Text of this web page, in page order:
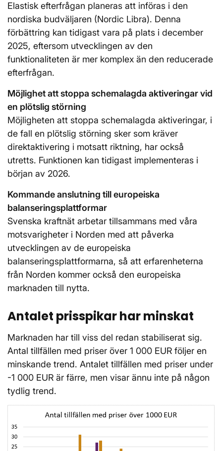
Elastisk efterfrågan planeras att införas i den
nordiska budväljaren (Nordic Libra). Denna
förbättring kan tidigast vara på plats i december
2025, eftersom utvecklingen av den
funktionaliteten är mer komplex än den reducerade
efterfrågan.
Möjlighet att stoppa schemalagda aktiveringar vid
en plötslig störning
Möjligheten att stoppa schemalagda aktiveringar, i
de fall en plötslig störning sker som kräver
direktaktivering i motsatt riktning, har också
utretts. Funktionen kan tidigast implementeras i
början av 2026.
Kommande anslutning till europeiska
balanseringsplattformar
Svenska kraftnät arbetar tillsammans med våra
motsvarigheter i Norden med att påverka
utvecklingen av de europeiska
balanseringsplattformarna, så att erfarenheterna
från Norden kommer också den europeiska
marknaden till nytta.
Antalet prisspikar har minskat
Marknaden har till viss del redan stabiliserat sig.
Antal tillfällen med priser över 1 000 EUR följer en
minskande trend. Antalet tillfällen med priser under
-1 000 EUR är färre, men visar ännu inte på någon
tydlig trend.